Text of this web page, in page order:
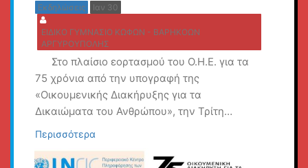
Εκδηλώσεις Ιαν 30
ΕΙΔΙΚΟ ΓΥΜΝΑΣΙΟ ΚΩΦΩΝ - ΒΑΡΗΚΟΩΝ
ΑΡΓΥΡΟΥΠΟΛΗΣ
Στο πλαίσιο εορτασμού του Ο.Η.Ε. για τα
75 χρόνια από την υπογραφή της
«Οικουμενικής Διακήρυξης για τα
Δικαιώματα του Ανθρώπου», την Τρίτη…
Περισσότερα